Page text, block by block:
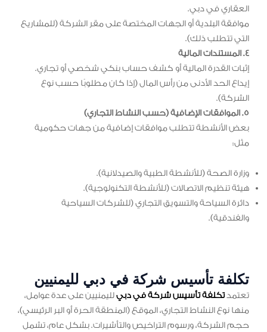
العقاري في دبي.
موافقة البلدية أو الجهات المختصة على مقر الشركة (للمشاريع
التي تتطلب ذلك).
4. المستندات المالية
إثبات القدرة المالية أو كشف حساب بنكي شخصي أو تجاري.
إيداع الحد الأدنى من رأس المال (إذا كان مطلوبًا حسب نوع
الشركة).
5. الموافقات الإضافية (حسب النشاط التجاري)
بعض الأنشطة تتطلب موافقات إضافية من جهات حكومية
مثل:
وزارة الصحة (للأنشطة الطبية والصيدلانية).
هيئة تنظيم الاتصالات (للأنشطة التكنولوجية).
دائرة السياحة والتسويق التجاري (للشركات السياحية
والفندقية).
تكلفة تأسيس شركة في دبي لليمنيين
تعتمدتكلفة تأسيس شركة في دبيلليمنيين على عدة عوامل،
منها نوع النشاط التجاري، الموقع (المنطقة الحرة أو البر الرئيسي)،
حجم الشركة، ورسوم التراخيص والتأشيرات. بشكل عام، تشمل